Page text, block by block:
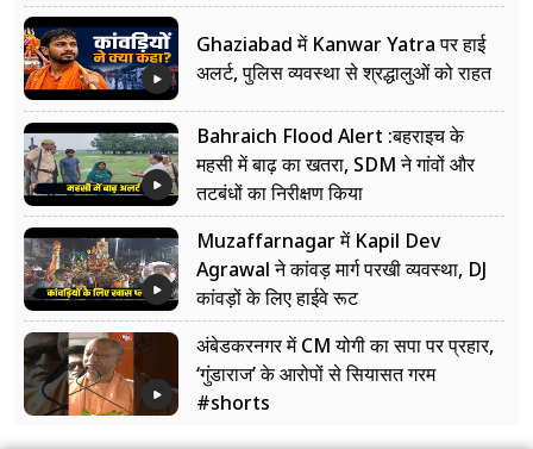
Ghaziabad में Kanwar Yatra पर हाई
अलर्ट, पुलिस व्यवस्था से श्रद्धालुओं को राहत
Bahraich Flood Alert :बहराइच के
महसी में बाढ़ का खतरा, SDM ने गांवों और
तटबंधों का निरीक्षण किया
Muzaffarnagar में Kapil Dev
Agrawal ने कांवड़ मार्ग परखी व्यवस्था, DJ
कांवड़ों के लिए हाईवे रूट
अंबेडकरनगर में CM योगी का सपा पर प्रहार,
‘गुंडाराज’ के आरोपों से सियासत गरम
#shorts